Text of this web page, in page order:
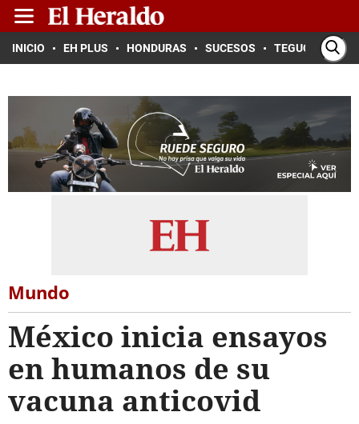
INICIO EH PLUS HONDURAS SUCESOS TEGUCIGALPA
Mundo
México inicia ensayos
en humanos de su
vacuna anticovid